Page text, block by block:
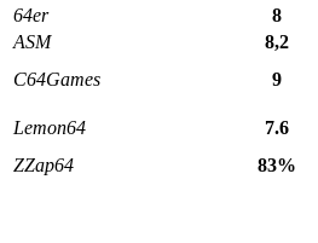
64er
8
ASM
8,2
C64Games
9
Lemon64
7.6
ZZap64
83%